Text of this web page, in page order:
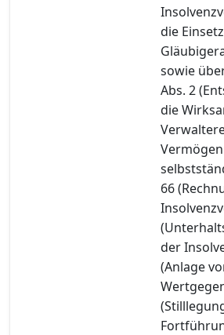
die
sowie
Abs. 2
die
66
der
(Anlage